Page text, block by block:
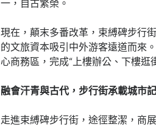
一，自古繁榮。
現在，顛末多番改革，束縛碑步行
的文旅資本吸引中外游客遠道而來
心商務區，完成“上樓辦公、下樓逛
融會汗青與古代，步行街承載城市
走進束縛碑步行街，途徑整潔，商